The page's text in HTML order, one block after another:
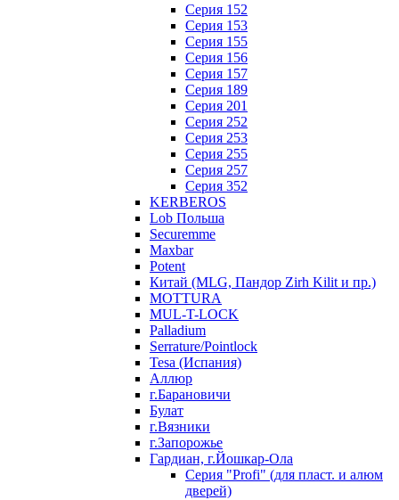
Серия 152
Серия 153
Серия 155
Серия 156
Серия 157
Серия 189
Серия 201
Серия 252
Серия 253
Серия 255
Серия 257
Серия 352
KERBEROS
Lob Польша
Securemme
Maxbar
Potent
Китай (MLG, Пандор Zirh Kilit и пр.)
MOTTURA
MUL-T-LOCK
Palladium
Serrature/Pointlock
Tesa (Испания)
Аллюр
г.Барановичи
Булат
г.Вязники
г.Запорожье
Гардиан, г.Йошкар-Ола
Серия "Profi" (для пласт. и алюм
дверей)